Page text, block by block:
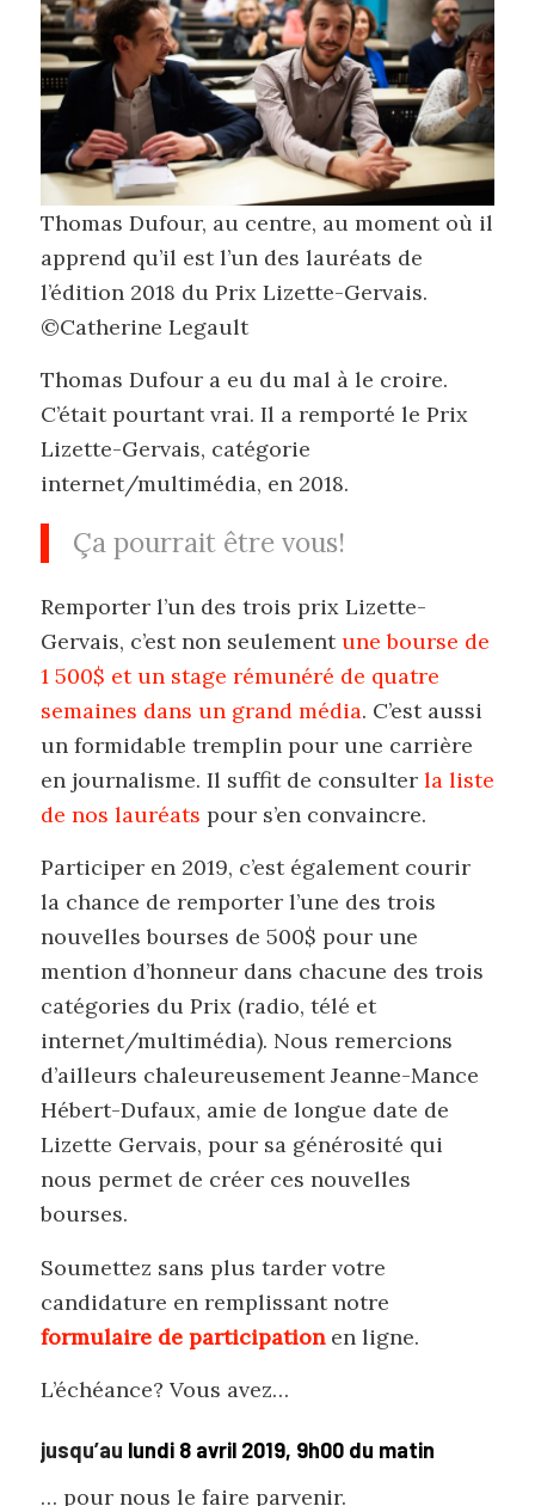
Thomas Dufour, au centre, au moment où il
apprend qu’il est l’un des lauréats de
l’édition 2018 du Prix Lizette-Gervais.
©Catherine Legault
Thomas Dufour a eu du mal à le croire.
C’était pourtant vrai. Il a remporté le Prix
Lizette-Gervais, catégorie
internet/multimédia, en 2018.
Ça pourrait être vous!
Remporter l’un des trois prix Lizette-
Gervais, c’est non seulementune bourse de
1 500$ et un stage rémunéré de quatre
semaines dans un grand média. C’est aussi
un formidable tremplin pour une carrière
en journalisme. Il suffit de consulter la liste
de nos lauréats pour s’en convaincre.
Participer en 2019, c’est également courir
la chance de remporter l’une des trois
nouvelles bourses de 500$ pour une
mention d’honneur dans chacune des trois
catégories du Prix (radio, télé et
internet/multimédia). Nous remercions
d’ailleurs chaleureusement Jeanne-Mance
Hébert-Dufaux, amie de longue date de
Lizette Gervais, pour sa générosité qui
nous permet de créer ces nouvelles
bourses.
Soumettez sans plus tarder votre
candidature en remplissant notre
formulaire de participationen ligne.
L’échéance? Vous avez…
jusqu’au lundi 8 avril 2019, 9h00 du matin
… pour nous le faire parvenir.